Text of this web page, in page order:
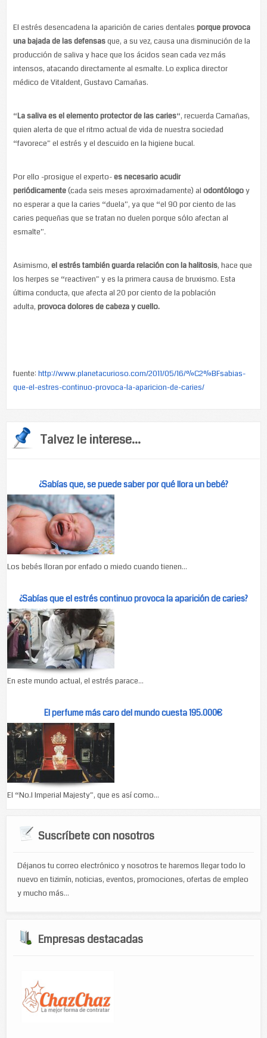
El estrés desencadena la aparición de caries dentales porque provoca
una bajada de las defensasque, a su vez, causa una disminución de la
producción de saliva y hace que los ácidos sean cada vez más
intensos, atacando directamente al esmalte. Lo explica director
médico de Vitaldent, Gustavo Camañas.
“La saliva es el elemento protector de las caries“, recuerda Camañas,
quien alerta de que el ritmo actual de vida de nuestra sociedad
“favorece” el estrés y el descuido en la higiene bucal.
Por ello -prosigue el experto-es necesario acudir
periódicamente(cada seis meses aproximadamente) al odontólogoy
no esperar a que la caries “duela”, ya que “el 90 por ciento de las
caries pequeñas que se tratan no duelen porque sólo afectan al
esmalte”.
Asimismo, el estrés también guarda relación con la halitosis, hace que
los herpes se “reactiven” y es la primera causa de bruxismo. Esta
última conducta, que afecta al 20 por ciento de la población
adulta, provoca dolores de cabeza y cuello.
fuente: http://www.planetacurioso.com/2011/05/16/%C2%BFsabias-
que-el-estres-continuo-provoca-la-aparicion-de-caries/
Talvez le interese...
¿Sabías que, se puede saber por qué llora un bebé?
Los bebés lloran por enfado o miedo cuando tienen...
¿Sabías que el estrés continuo provoca la aparición de caries?
En este mundo actual, el estrés parace...
El perfume más caro del mundo cuesta 195.000€
El “No.I Imperial Majesty”, que es así como...
Suscríbete con nosotros
Déjanos tu correo electrónico y nosotros te haremos llegar todo lo
nuevo en tizimín, noticias, eventos, promociones, ofertas de empleo
y mucho más...
Empresas destacadas